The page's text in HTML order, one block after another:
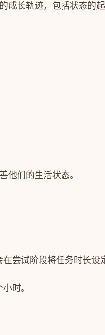
长轨迹，包括状态的起
他们的生活状态。
尝试阶段将任务时长设
时。